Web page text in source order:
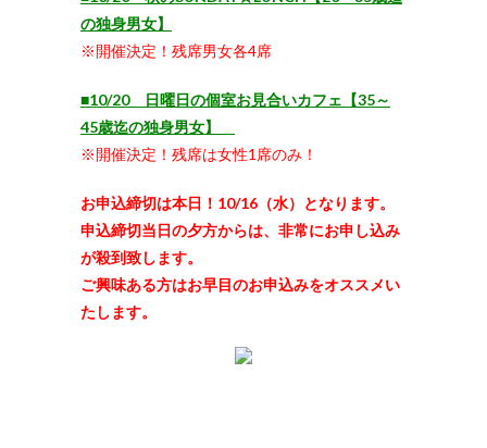
の独身男女】
※開催決定！残席男女各4席
■10/20 日曜日の個室お見合いカフェ【35～
45歳迄の独身男女】
※開催決定！残席は女性1席のみ！
お申込締切は本日！10/16（水）となります。
申込締切当日の夕方からは、非常にお申し込み
が殺到致します。
ご興味ある方はお早目のお申込みをオススメい
たします。